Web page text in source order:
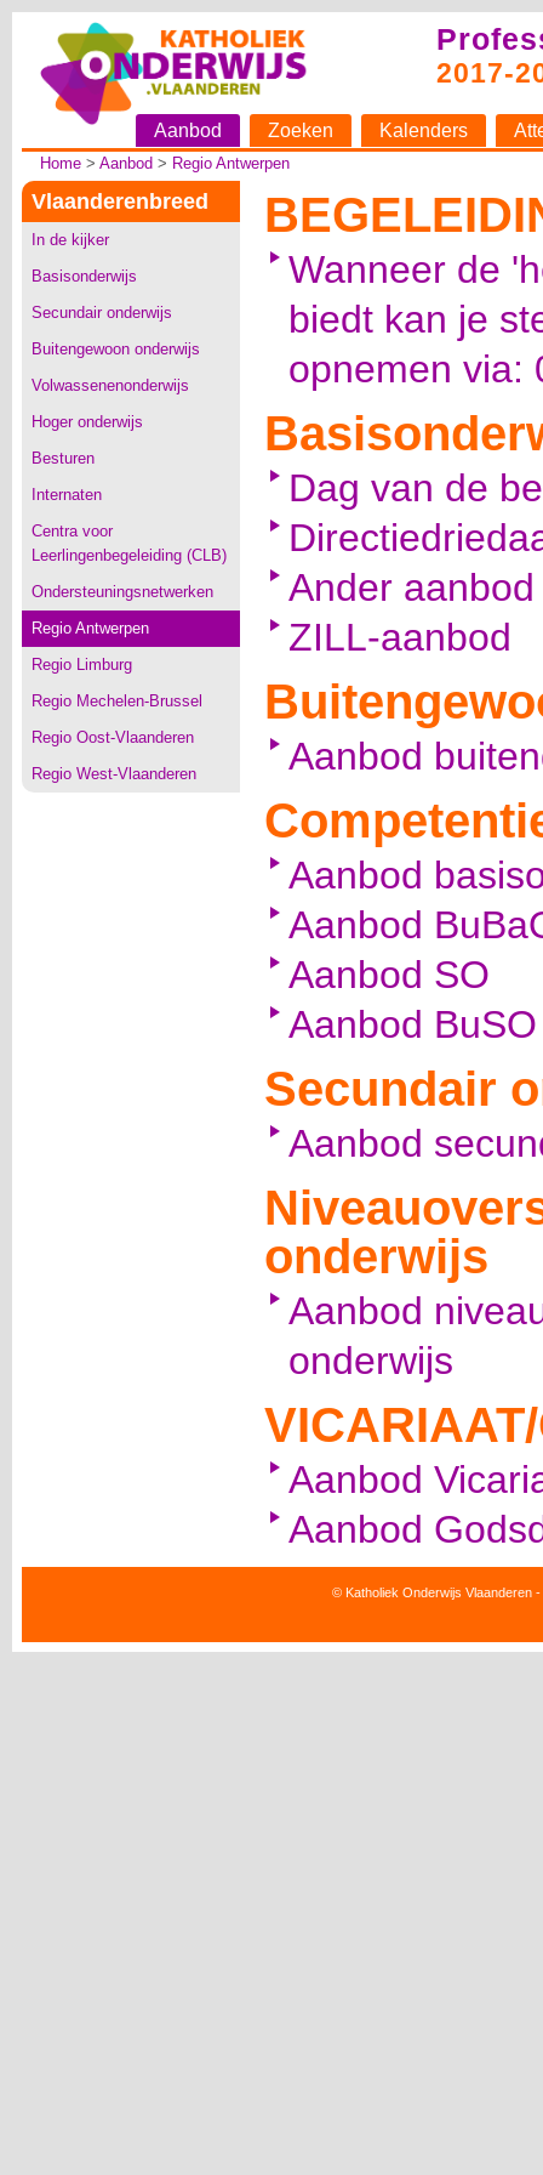
2017-
Aanbod Zoeken Kalenders
Home> Aanbod > Regio Antwerpen
Vlaanderenbreed
In de kijker
Basisonderwijs
Secundair onderwijs
Buitengewoon onderwijs
Volwassenenonderwijs
Hoger onderwijs
Besturen
Internaten
Centra voor
Leerlingenbegeleiding (CLB)
Ondersteuningsnetwerken
Regio Antwerpen
Regio Limburg
Regio Mechelen-Brussel
Regio Oost-Vlaanderen
Regio West-Vlaanderen
Wanneer de
biedt kan je
opnemen via:
Dag van de
Ander aanbod
ZILL-aanbod
Aanbod
Aanbod
Aanbod
Aanbod SO
Aanbod BuSO
Secundair
Aanbod
onderwijs
Aanbod
onderwijs
Aanbod
Aanbod
© Katholiek Onderwijs Vlaanderen